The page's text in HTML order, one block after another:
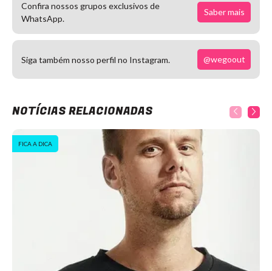
Confira nossos grupos exclusivos de
WhatsApp.
Saber mais
Siga também nosso perfil no Instagram. @wegoout
NOTÍCIAS RELACIONADAS
FICA A DICA